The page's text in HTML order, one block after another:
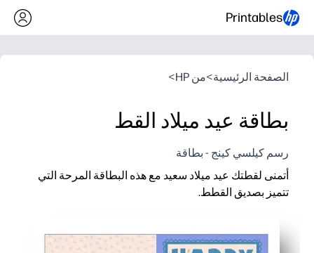
Printables
الصفحة الرئيسية>من HP >
بطاقة عيد ميلاد القط
رسم كيلسي كينج - بطاقة
أتمنى لقطتك عيد ميلاد سعيد مع هذه البطاقة المرحة التي
تتميز بصديق القطط.
يُشرك الأطفال - يمكنهم التوقيع أو إضافة الملصقات أو الرسم